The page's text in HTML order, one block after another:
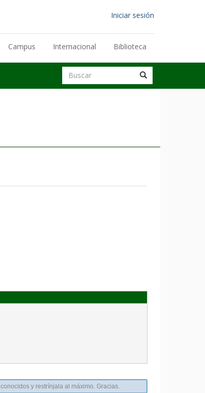
Menú
cuenta
de
usuario
Iniciar sesión
Enlaces
secundarios
Campus Internacional Biblioteca
Buscar
Buscar Buscar